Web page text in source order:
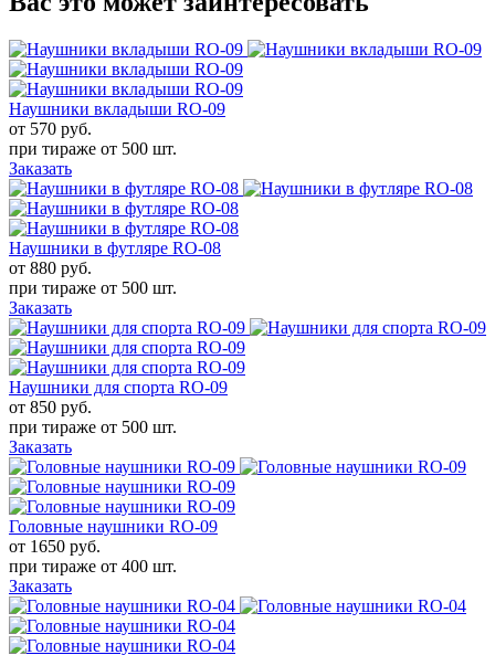
Наушники вкладыши RO-09
от 570 руб.
при тираже от 500 шт.
Заказать
Наушники в футляре RO-08
от 880 руб.
при тираже от 500 шт.
Заказать
Наушники для спорта RO-09
от 850 руб.
при тираже от 500 шт.
Заказать
Головные наушники RO-09
от 1650 руб.
при тираже от 400 шт.
Заказать